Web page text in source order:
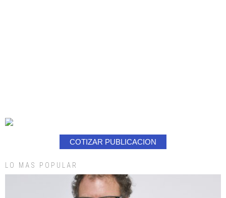
COTIZAR PUBLICACION
LO MAS POPULAR